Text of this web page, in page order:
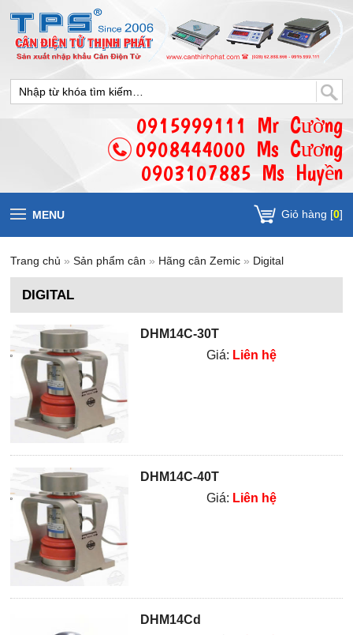
0915999111 Mr Cường
0908444000 Ms Cương
0903107885 Ms Huyền
MENU Giỏ hàng [0]
Trang chủ »Sản phẩm cân » Hãng cân Zemic » Digital
DIGITAL
DHM14C-30T
Giá: Liên hệ
DHM14C-40T
Giá: Liên hệ
DHM14Cd